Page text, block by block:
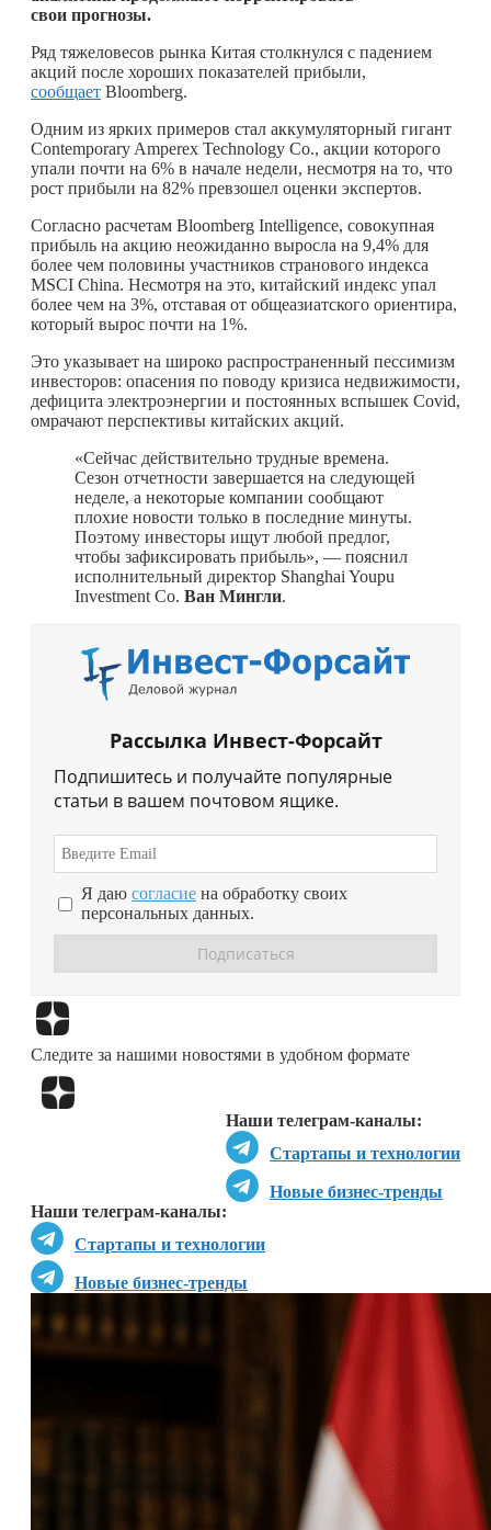
свои прогнозы.
Ряд тяжеловесов рынка Китая столкнулся с падением
акций после хороших показателей прибыли,
сообщает Bloomberg.
Одним из ярких примеров стал аккумуляторный гигант
Contemporary Amperex Technology Co., акции которого
упали почти на 6% в начале недели, несмотря на то, что
рост прибыли на 82% превзошел оценки экспертов.
Согласно расчетам Bloomberg Intelligence, совокупная
прибыль на акцию неожиданно выросла на 9,4% для
более чем половины участников странового индекса
MSCI China. Несмотря на это, китайский индекс упал
более чем на 3%, отставая от общеазиатского ориентира,
который вырос почти на 1%.
Это указывает на широко распространенный пессимизм
инвесторов: опасения по поводу кризиса недвижимости,
дефицита электроэнергии и постоянных вспышек Covid,
омрачают перспективы китайских акций.
«Сейчас действительно трудные времена.
Сезон отчетности завершается на следующей
неделе, а некоторые компании сообщают
плохие новости только в последние минуты.
Поэтому инвесторы ищут любой предлог,
чтобы зафиксировать прибыль», — пояснил
исполнительный директор Shanghai Youpu
Investment Co. Ван Мингли.
Рассылка Инвест-Форсайт
Подпишитесь и получайте популярные
статьи в вашем почтовом ящике.
Я даю согласие на обработку своих
персональных данных.
Следите за нашими новостями в удобном формате
Наши телеграм-каналы:
Стартапы и технологии
Новые бизнес-тренды
Наши телеграм-каналы:
Стартапы и технологии
Новые бизнес-тренды